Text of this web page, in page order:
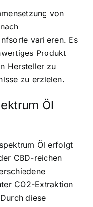
von
variieren. Es
Produkt
Hersteller zu
zu erzielen.
Öl
Öl erfolgt
CBD-reichen
CO2-Extraktion
diese